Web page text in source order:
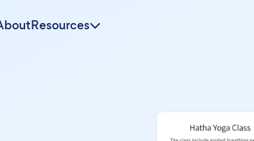
Resources